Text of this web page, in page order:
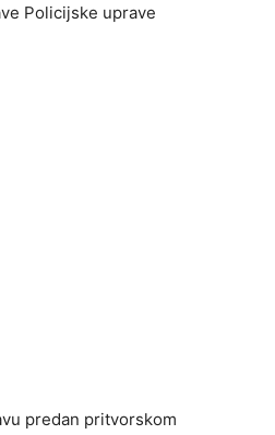
Policijske uprave
predan pritvorskom